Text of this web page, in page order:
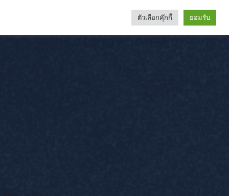
Categories
ตัวเลือกคุ๊กกี้ ยอมรับ